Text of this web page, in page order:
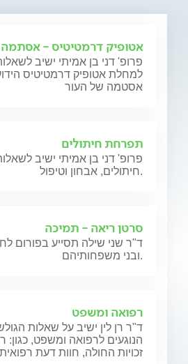
אטופיק דרמטיטיס -
פרופ' דני בן אמיתי ישיב
למחלת אטופיק דרמטיטיס
אסטמה של העור
תפרחת חיתולים
פרופ' דני בן אמיתי ישיב
חיתולים, אבחון וטיפול.
סרטן ריאה - תמיכה
ד"ר שני שילה תסייע בפורום
ובני משפחותיהם.
רפואה ומשפט
ד"ר רן לין ישיב על שאלות
הנוגעים לרפואה ומשפט, כגון:
זכויות החולה, חוות דעת רפואית